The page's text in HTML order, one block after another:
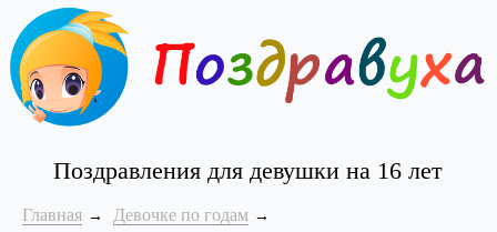
Поздравления для девушки на 16 лет
Главная Девочке по годам